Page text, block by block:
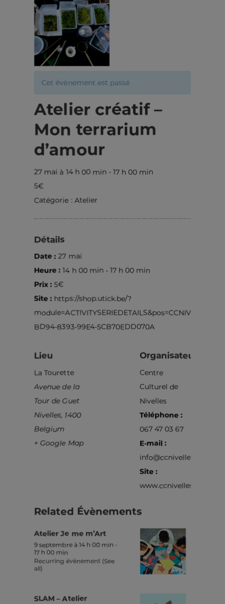
Cet évènement est passé
Atelier créatif –
Mon terrarium
d’amour
27 mai à 14 h 00 min - 17 h 00 min
5€
Catégorie : Atelier
Détails
Date : 27 mai
Heure :14 h 00 min - 17 h 00 min
Prix : 5€
Site : https://shop.utick.be/?
BD94-8393-99E4-5CB70EDD070A
Lieu
La Tourette
Avenue de la
Tour de Guet
Nivelles 1400
Belgium
+ Google Map
Organisateur
Centre
Culturel de
Nivelles
Téléphone :
067 47 03 67
E-mail :
info@ccnivelles.be
Site :
www.ccnivelles.be
Related Évènements
Atelier Je me m’Art
9 septembre à 14 h 00 min -
17 h 00 min
Recurring évènement (See
all)
SLAM – Atelier